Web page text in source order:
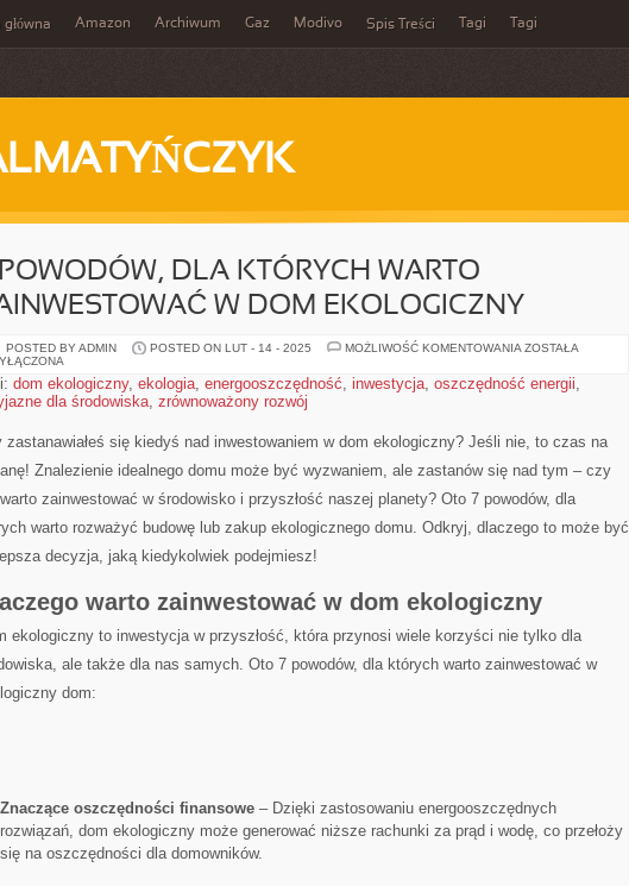
Amazon Archiwum Gaz Modivo Spis Treści Tagi Tagi
DLA KTÓRYCH WARTO
W DOM EKOLOGICZNY
POSTED BY ADMIN POSTED ON LUT - 14 - 2025 MOŻLIWOŚĆ KOMENTOWANIA 7
KTÓRYCH
DOM
EKOLOGICZNY
ZOSTAŁA
dom ekologiczny, ekologia, energooszczędność, inwestycja, oszczędność energii,
dla środowiska, zrównoważony rozwój
zastanawiałeś się kiedyś ⁣nad ⁣inwestowaniem w dom ekologiczny? Jeśli nie,⁣ to ⁤czas na
Znalezienie idealnego domu może być wyzwaniem, ale zastanów ​się nad tym – czy
zainwestować w⁤ środowisko i przyszłość naszej planety? Oto 7 powodów, dla
warto rozważyć budowę‌ lub ⁤zakup⁣ ekologicznego domu. Odkryj,⁤ dlaczego​ to może być
decyzja, jaką kiedykolwiek podejmiesz!
warto zainwestować w dom ekologiczny
ekologiczny to inwestycja w przyszłość, która przynosi wiele korzyści ⁢nie tylko dla
ale także dla nas samych. Oto⁢ 7 powodów, ⁤dla których warto zainwestować w
dom:
Znaczące ⁢oszczędności finansowe– Dzięki zastosowaniu energooszczędnych
rozwiązań, dom ⁢ekologiczny może generować niższe rachunki za prąd i wodę, co przełoży
się na oszczędności ‌dla domowników.